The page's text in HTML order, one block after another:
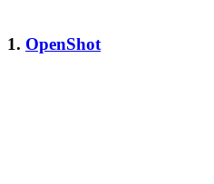
1. OpenShot